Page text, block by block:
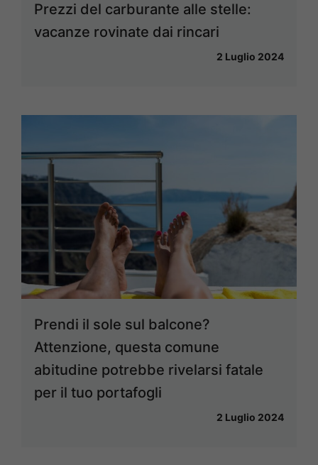
Prezzi del carburante alle stelle:
vacanze rovinate dai rincari
2 Luglio 2024
Prendi il sole sul balcone?
Attenzione, questa comune
abitudine potrebbe rivelarsi fatale
per il tuo portafogli
2 Luglio 2024